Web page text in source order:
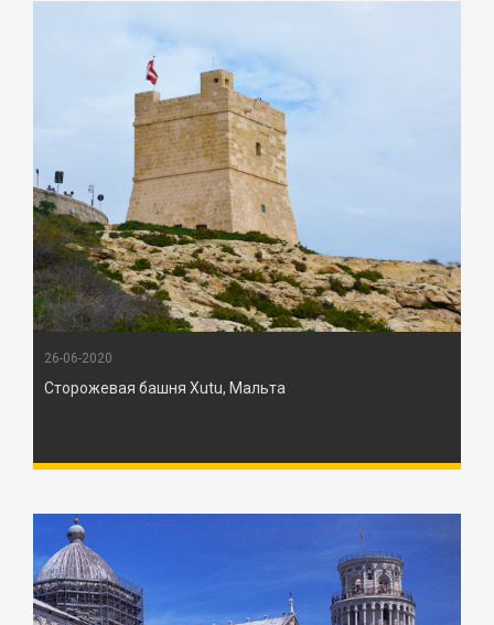
26-06-2020
Сторожевая башня Xutu, Мальта